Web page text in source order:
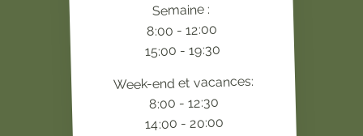
Semaine :
8:00 - 12:00
15:00 - 19:30
Week-end et vacances:
8:00 - 12:30
14:00 - 20:00